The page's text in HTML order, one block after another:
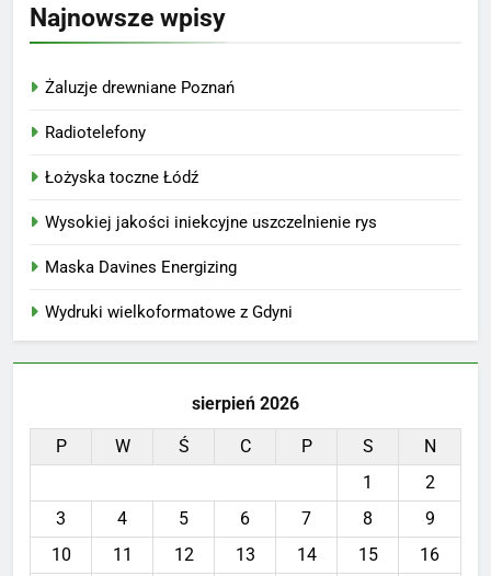
Najnowsze wpisy
Żaluzje drewniane Poznań
Radiotelefony
Łożyska toczne Łódź
Wysokiej jakości iniekcyjne uszczelnienie rys
Maska Davines Energizing
Wydruki wielkoformatowe z Gdyni
sierpień 2026
P W Ś C P S
N
1
2
3
4 5 6 7 8
9
10
11 12 13 14 15
16